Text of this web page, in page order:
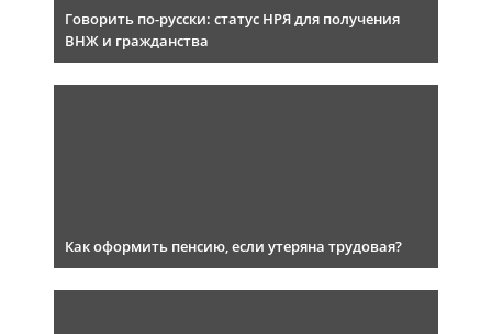
Говорить по-русски: статус НРЯ для получения
ВНЖ и гражданства
Как оформить пенсию, если утеряна трудовая?